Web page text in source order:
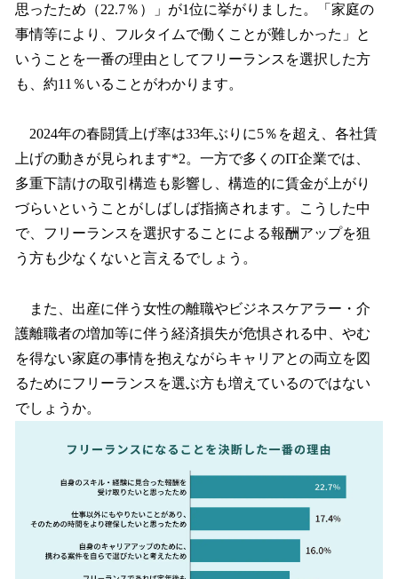
思ったため（22.7％）」が1位に挙がりました。「家庭の
事情等により、フルタイムで働くことが難しかった」と
いうことを一番の理由としてフリーランスを選択した方
も、約11％いることがわかります。
2024年の春闘賃上げ率は33年ぶりに5％を超え、各社賃
上げの動きが見られます*2。一方で多くのIT企業では、
多重下請けの取引構造も影響し、構造的に賃金が上がり
づらいということがしばしば指摘されます。こうした中
で、フリーランスを選択することによる報酬アップを狙
う方も少なくないと言えるでしょう。
また、出産に伴う女性の離職やビジネスケアラー・介
護離職者の増加等に伴う経済損失が危惧される中、やむ
を得ない家庭の事情を抱えながらキャリアとの両立を図
るためにフリーランスを選ぶ方も増えているのではない
でしょうか。